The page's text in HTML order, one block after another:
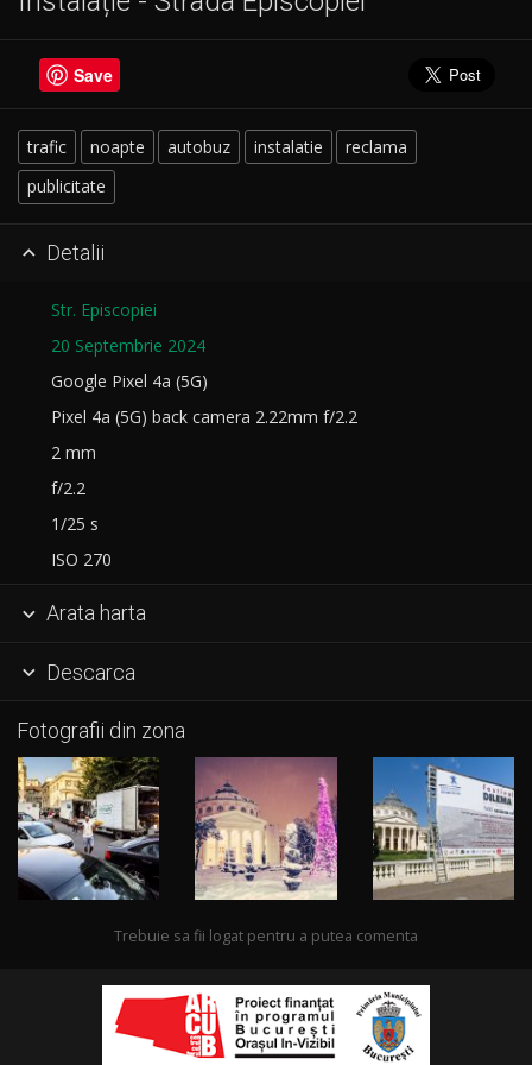
Save
trafic noapte autobuz instalatie
reclama
publicitate
 Detalii
Str. Episcopiei
20 Septembrie 2024
Google Pixel 4a (5G)
Pixel 4a (5G) back camera 2.22mm f/2.2
2 mm
f/2.2
1/25 s
ISO 270
 Arata harta
 Descarca
Fotografii din zona
Trebuie sa fii logat pentru a putea comenta